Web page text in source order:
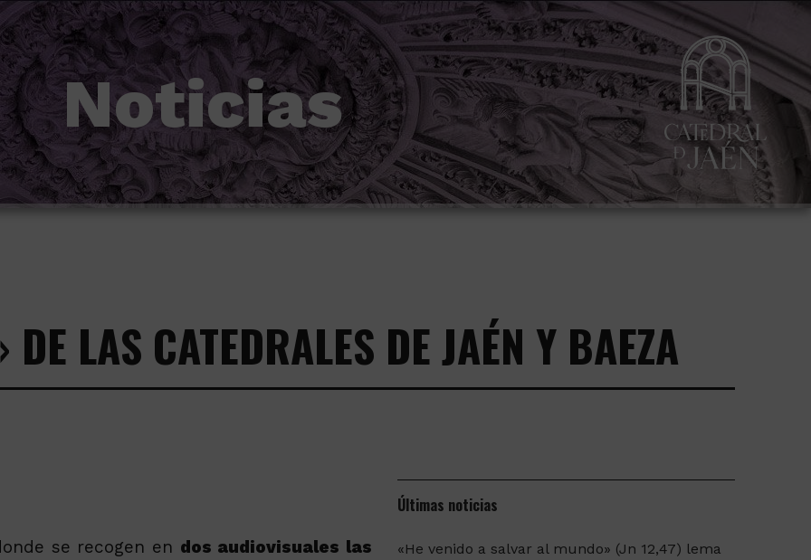
Noticias
LAS CATEDRALES DE JAÉN Y BAEZA
se recogen en dos audiovisuales las
Últimas noticias
«He venido a salvar al mundo» (Jn 12,47) lema